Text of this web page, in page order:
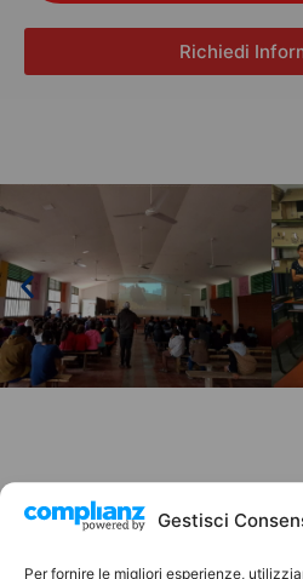
Gestisci
Per fornire le migliori esperienze,
Richiedi
Richiedi